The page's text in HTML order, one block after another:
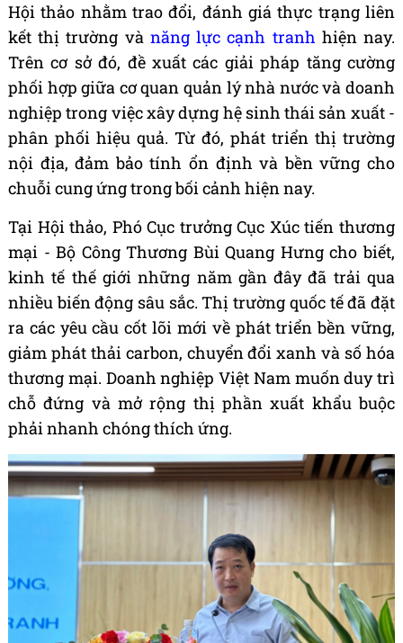
Hội thảo nhằm trao đổi, đánh giá thực trạng liên
kết thị trường và năng lực cạnh tranh hiện nay.
Trên cơ sở đó, đề xuất các giải pháp tăng cường
phối hợp giữa cơ quan quản lý nhà nước và doanh
nghiệp trong việc xây dựng hệ sinh thái sản xuất -
phân phối hiệu quả. Từ đó, phát triển thị trường
nội địa, đảm bảo tính ổn định và bền vững cho
chuỗi cung ứng trong bối cảnh hiện nay.
Tại Hội thảo, Phó Cục trưởng Cục Xúc tiến thương
mại - Bộ Công Thương Bùi Quang Hưng cho biết,
kinh tế thế giới những năm gần đây đã trải qua
nhiều biến động sâu sắc. Thị trường quốc tế đã đặt
ra các yêu cầu cốt lõi mới về phát triển bền vững,
giảm phát thải carbon, chuyển đổi xanh và số hóa
thương mại. Doanh nghiệp Việt Nam muốn duy trì
chỗ đứng và mở rộng thị phần xuất khẩu buộc
phải nhanh chóng thích ứng.